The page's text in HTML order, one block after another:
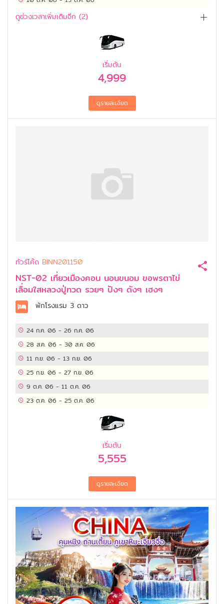
ดูช่วงเวลาเพิ่มเติมอีก (2)
เริ่มต้น
4,999
ทัวร์โค๊ด BINN201150
NST-02 เที่ยวเมืองคอน นอนขนอม ขอพรตาไข่
เลื่อมใสหลวงปู่ทวด รวยๆ ปังๆ ดังๆ เฮงๆ
พักโรงแรม 3 ดาว
24 ก.ค. 06 - 26 ก.ค. 06
28 ส.ค. 06 - 30 ส.ค. 06
11 ก.ย. 06 - 13 ก.ย. 06
25 ก.ย. 06 - 27 ก.ย. 06
9 ต.ค. 06 - 11 ต.ค. 06
23 ต.ค. 06 - 25 ต.ค. 06
เริ่มต้น
5,555